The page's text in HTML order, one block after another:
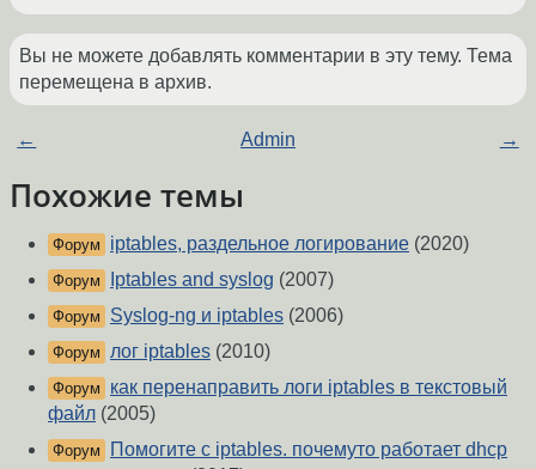
Вы не можете добавлять комментарии в эту тему. Тема
перемещена в архив.
← Admin →
Похожие темы
Форум iptables, раздельное логирование (2020)
Форум Iptables and syslog (2007)
Форум Syslog-ng и iptables (2006)
Форум лог iptables (2010)
Форум
как перенаправить логи iptables в текстовый
файл (2005)
Форум
Помогите с iptables. почемуто работает dhcp